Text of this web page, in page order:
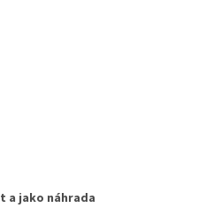
a jako náhrada